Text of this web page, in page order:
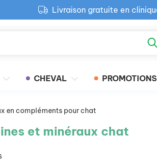
Livraison gratuite en
Retour produit gratuit
CHEVAL PROMOTIONS
en compléments pour chat
et minéraux chat